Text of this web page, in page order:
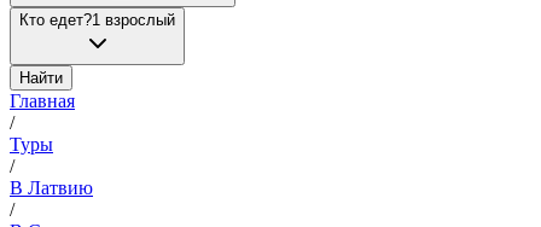
Кто едет?1 взрослый
Найти
Главная
/
Туры
/
В Латвию
/